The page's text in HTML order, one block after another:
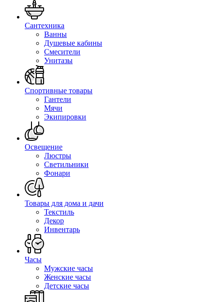
Сантехника
Ванны
Душевые кабины
Смесители
Унитазы
Спортивные товары
Гантели
Мячи
Экипировки
Освещение
Люстры
Светильники
Фонари
Товары для дома и дачи
Текстиль
Декор
Инвентарь
Часы
Мужские часы
Женские часы
Детские часы